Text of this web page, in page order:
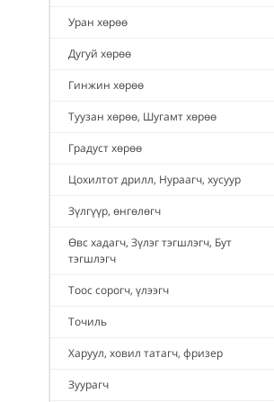
Уран хөрөө
Дугуй хөрөө
Гинжин хөрөө
Туузан хөрөө, Шугамт хөрөө
Градуст хөрөө
Цохилтот дрилл, Нураагч, хусуур
Зүлгүүр, өнгөлөгч
Өвс хадагч, Зүлэг тэгшлэгч, Бут
тэгшлэгч
Тоос сорогч, үлээгч
Точиль
Харуул, ховил татагч, фризер
Зуурагч